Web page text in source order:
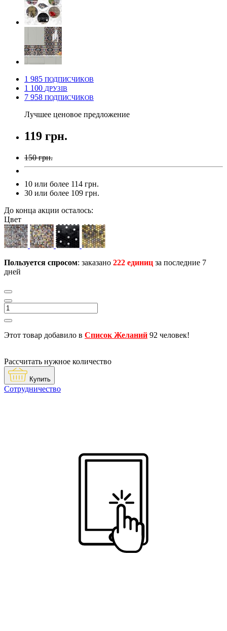
1 985 ПОДПИСЧИКОВ
1 100 ДРУЗІВ
7 958 ПОДПИСЧИКОВ
Лучшее ценовое предложение
119 грн.
150 грн.
10 или более 114 грн.
30 или более 109 грн.
До конца акции осталось:
Цвет
Пользуется спросом: заказано 222 единиц за последние 7
дней
Этот товар добавило в Список Желаний 92 человек!
Рассчитать нужное количество
Купить
Сотрудничество